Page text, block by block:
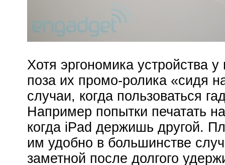
Хотя эргономика устройства
поза их промо-ролика «сидя
случаи, когда пользоваться
Например попытки печатать
когда iPad держишь другой.
им удобно в большинстве
заметной после долгого